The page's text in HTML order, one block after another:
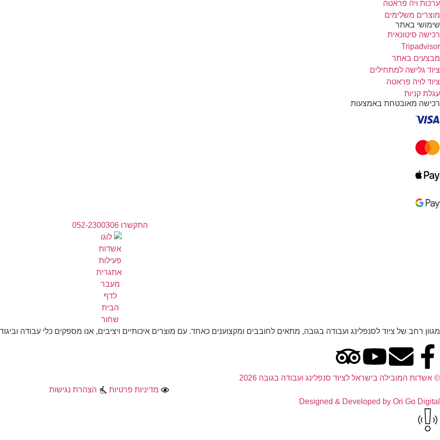
ערכות ויה פראטה
מוצרים משלימים
שימושי באתר
רכישה סיטונאית
Tripadvisor
מבצעים באתר
ציוד גלישה למתחילים
ציוד לויה פראטה
עגלת קניות
רכישה מאובטחת באמצעות
התקשרו 052-2300306
מגוון רחב של ציוד לסנפלינג ועבודה בגובה, מתאים לחובבים ומקצוענים כאחד. עם מוצרים איכותיים ויציבים, אנו מספקים כלי עבודה
© אשדות המובילה בישראל לציוד סנפלינג ועבודה בגובה 2026
מדיניות פרטיות
הצהרת נגישות
Designed & Developed by Ori Go Digital